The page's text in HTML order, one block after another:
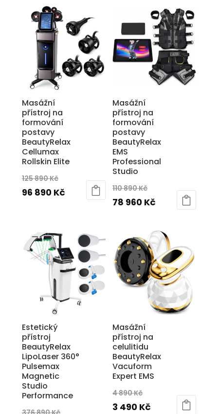
280 Kč.
86
780 Kč.
000 Kč.
139
890 Kč.
Masážní
přístroj na
formování
postavy
BeautyRelax
Cellumax
Rollskin Elite
125 890Kč
cena
890 Kč.
96 890 KčAktuální
890 Kč.
Masážní
přístroj na
formování
postavy
BeautyRelax
EMS
Professional
Studio
110 890Kč
cena
110
890 Kč.
78 960 Kč Aktuální
je:
78
960 Kč.
Estetický
přístroj
BeautyRelax
LipoLaser 360°
Pulsemax
Magnetic
Studio
Performance
Masážní
přístroj na
celulitidu
BeautyRelax
Vacuform
Expert EMS
4 890Kč
cena
3 490 Kč Aktuální